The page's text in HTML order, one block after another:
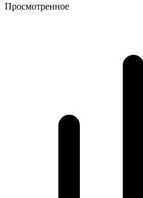
Просмотренное